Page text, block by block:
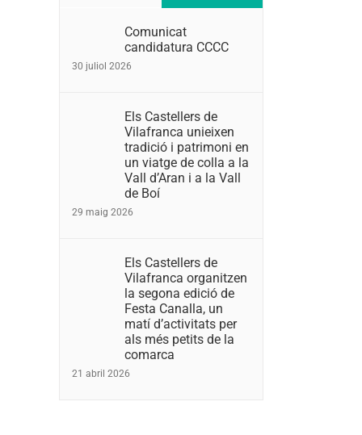
Comunicat
candidatura CCCC
30 juliol 2026
Els Castellers de
Vilafranca unieixen
tradició i patrimoni en
un viatge de colla a la
Vall d’Aran i a la Vall
de Boí
29 maig 2026
Els Castellers de
Vilafranca organitzen
la segona edició de
Festa Canalla, un
matí d’activitats per
als més petits de la
comarca
21 abril 2026